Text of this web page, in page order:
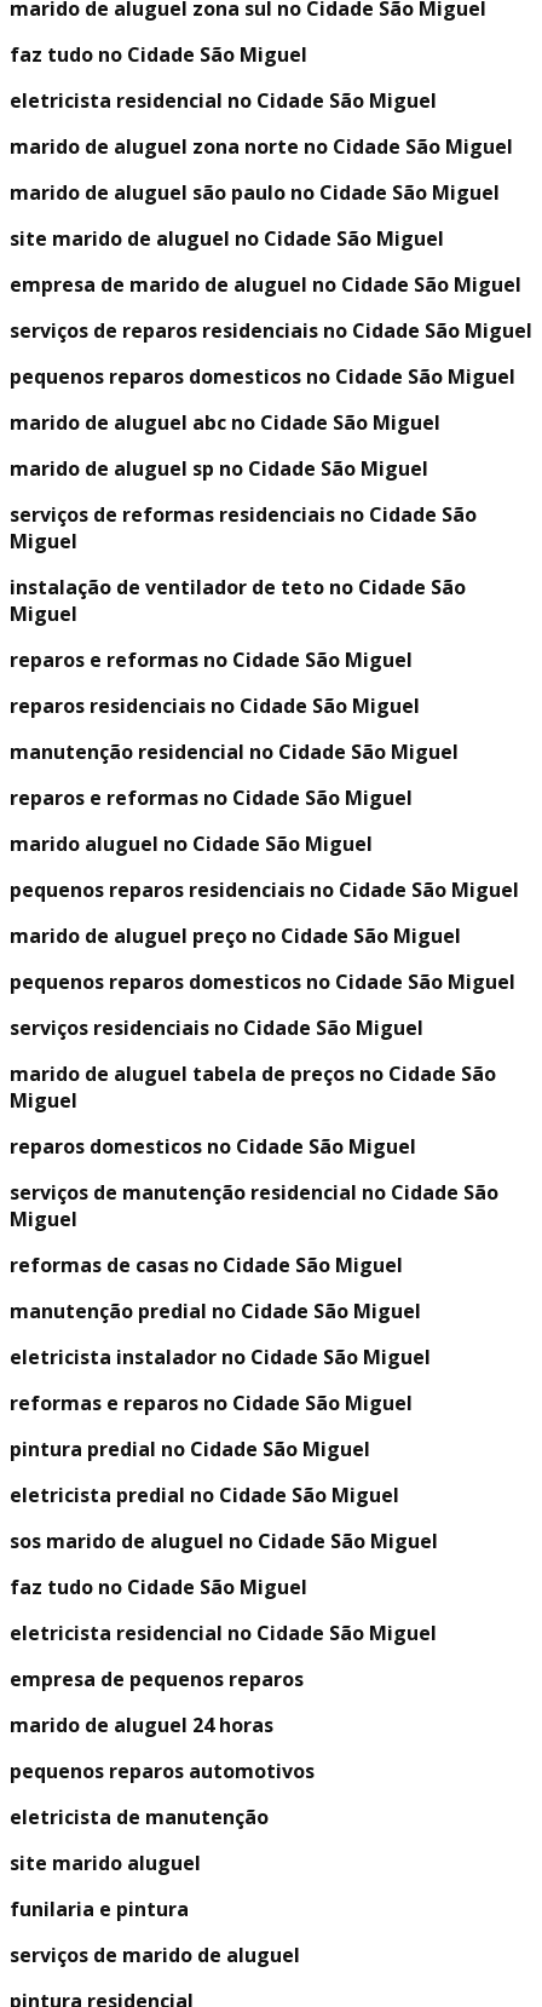
marido de aluguel zona sul no Cidade São Miguel
faz tudo no Cidade São Miguel
eletricista residencial no Cidade São Miguel
marido de aluguel zona norte no Cidade São Miguel
marido de aluguel são paulo no Cidade São Miguel
site marido de aluguel no Cidade São Miguel
empresa de marido de aluguel no Cidade São Miguel
serviços de reparos residenciais no Cidade São Miguel
pequenos reparos domesticos no Cidade São Miguel
marido de aluguel abc no Cidade São Miguel
marido de aluguel sp no Cidade São Miguel
serviços de reformas residenciais no Cidade São
Miguel
instalação de ventilador de teto no Cidade São
Miguel
reparos e reformas no Cidade São Miguel
reparos residenciais no Cidade São Miguel
manutenção residencial no Cidade São Miguel
reparos e reformas no Cidade São Miguel
marido aluguel no Cidade São Miguel
pequenos reparos residenciais no Cidade São Miguel
marido de aluguel preço no Cidade São Miguel
pequenos reparos domesticos no Cidade São Miguel
serviços residenciais no Cidade São Miguel
marido de aluguel tabela de preços no Cidade São
Miguel
reparos domesticos no Cidade São Miguel
serviços de manutenção residencial no Cidade São
Miguel
reformas de casas no Cidade São Miguel
manutenção predial no Cidade São Miguel
eletricista instalador no Cidade São Miguel
reformas e reparos no Cidade São Miguel
pintura predial no Cidade São Miguel
eletricista predial no Cidade São Miguel
sos marido de aluguel no Cidade São Miguel
faz tudo no Cidade São Miguel
eletricista residencial no Cidade São Miguel
empresa de pequenos reparos
marido de aluguel 24 horas
pequenos reparos automotivos
eletricista de manutenção
site marido aluguel
funilaria e pintura
serviços de marido de aluguel
pintura residencial